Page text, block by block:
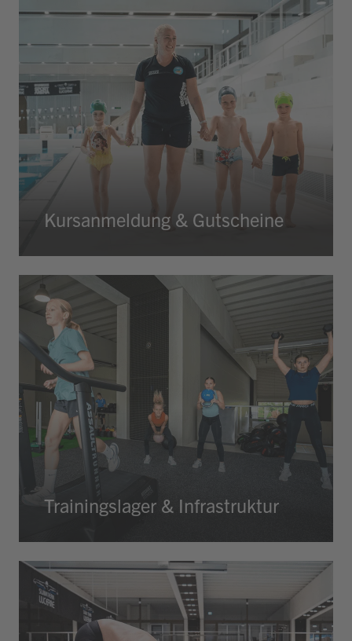
Kursanmeldung & Gutscheine
Trainingslager & Infrastruktur